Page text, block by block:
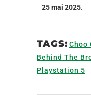
25 mai 2025.
TAGS: Choo
Behind The
Playstation 5